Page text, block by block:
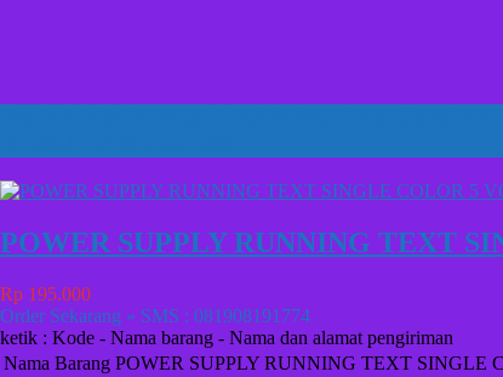
POWER SUPPLY RUNNING TEXT
Rp 195.000
Order Sekarang » SMS : 081908191774
ketik : Kode - Nama barang - Nama dan alamat pengiriman
Nama Barang POWER SUPPLY RUNNING TEXT SINGLE